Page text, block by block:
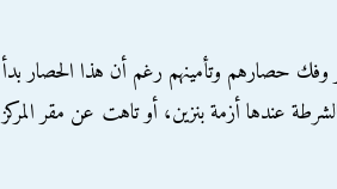
وفك حصارهم وتأمينهم رغم أن هذا الحصار بدأ
عندها أزمة بنزين، أو تاهت عن مقر المركز